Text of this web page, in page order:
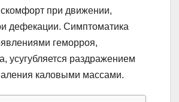
при движении,
дефекации. Симптоматика
геморроя,
усугубляется раздражением
каловыми массами.